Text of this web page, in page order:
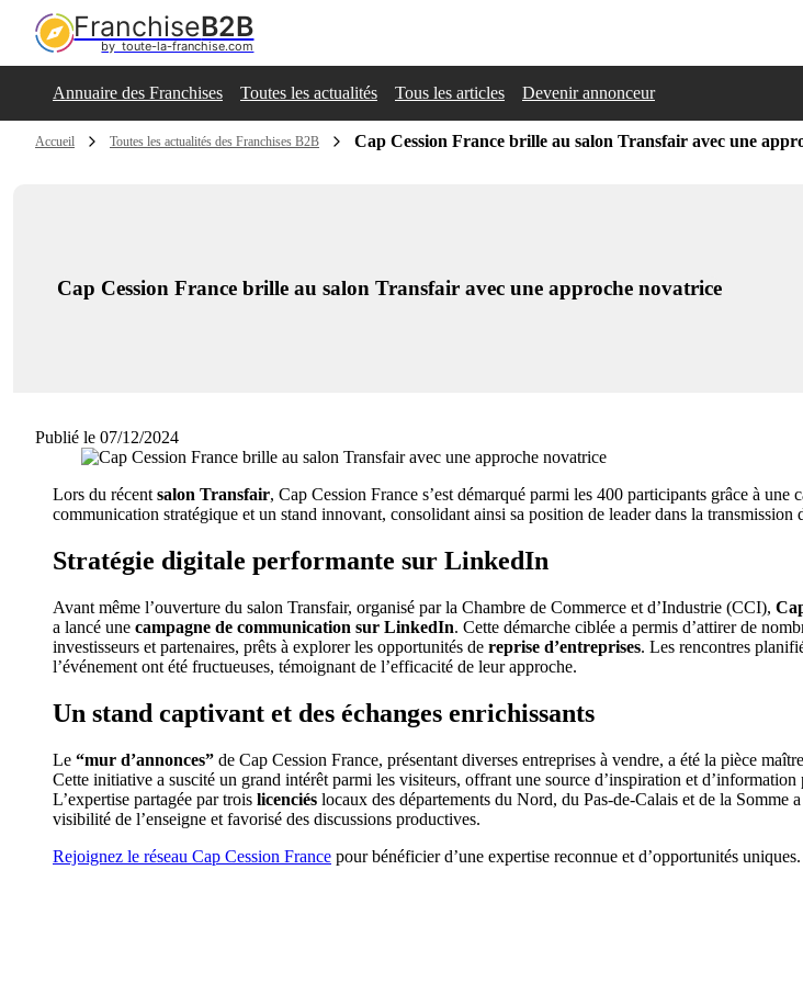
FranchiseB2B
by  toute-la-franchise.com
Annuaire des Franchises Toutes les actualités Tous les articles Devenir annonceur
Accueil Toutes les actualités des Franchises B2B Cap Cession France brille au salon Transfair avec une
Cap Cession France brille au salon Transfair avec une approche novatrice
Publié le 07/12/2024
Lors du récent salon Transfair, Cap Cession France s’est démarqué parmi les 400 participants grâce à une
communication stratégique et un stand innovant, consolidant ainsi sa position de leader dans la transmission
Stratégie digitale performante sur LinkedIn
Avant même l’ouverture du salon Transfair, organisé par la Chambre de Commerce et d’Industrie (CCI),
a lancé une campagne de communication sur LinkedIn. Cette démarche ciblée a permis d’attirer de
investisseurs et partenaires, prêts à explorer les opportunités de reprise d’entreprises. Les rencontres
l’événement ont été fructueuses, témoignant de l’efficacité de leur approche.
Un stand captivant et des échanges enrichissants
Le “mur d’annonces” de Cap Cession France, présentant diverses entreprises à vendre, a été la pièce
Cette initiative a suscité un grand intérêt parmi les visiteurs, offrant une source d’inspiration et d’information
L’expertise partagée par trois licenciés locaux des départements du Nord, du Pas-de-Calais et de la Somme
visibilité de l’enseigne et favorisé des discussions productives.
Rejoignez le réseau Cap Cession France pour bénéficier d’une expertise reconnue et d’opportunités uniques.